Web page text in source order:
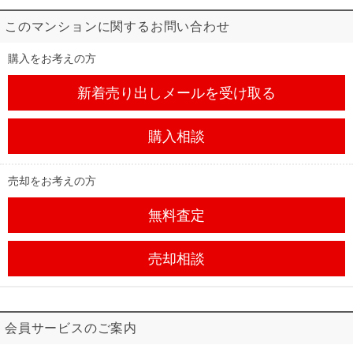
このマンションに関するお問い合わせ
購入をお考えの方
新着売り出しメールを受け取る
購入相談
売却をお考えの方
無料査定
売却相談
会員サービスのご案内